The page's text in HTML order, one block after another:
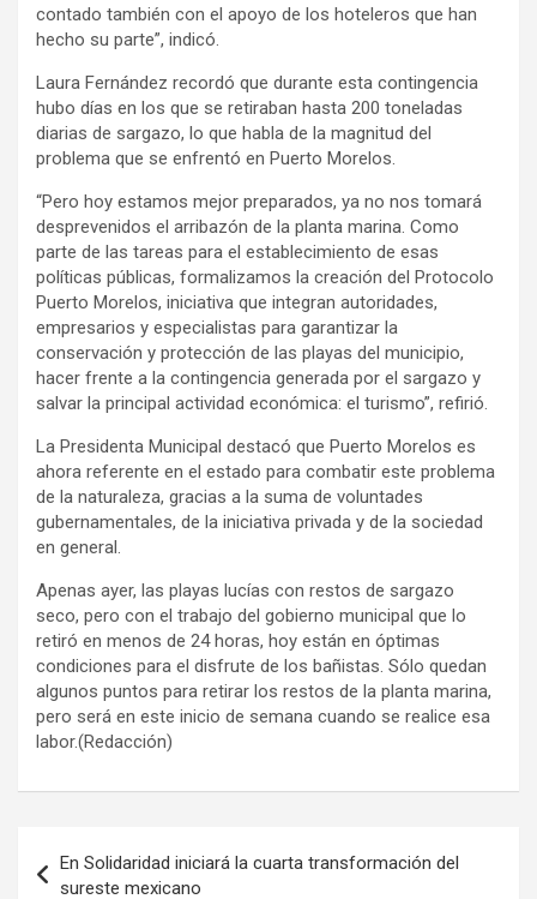
contado también con el apoyo de los hoteleros que han
hecho su parte”, indicó.
Laura Fernández recordó que durante esta contingencia
hubo días en los que se retiraban hasta 200 toneladas
diarias de sargazo, lo que habla de la magnitud del
problema que se enfrentó en Puerto Morelos.
“Pero hoy estamos mejor preparados, ya no nos tomará
desprevenidos el arribazón de la planta marina. Como
parte de las tareas para el establecimiento de esas
políticas públicas, formalizamos la creación del Protocolo
Puerto Morelos, iniciativa que integran autoridades,
empresarios y especialistas para garantizar la
conservación y protección de las playas del municipio,
hacer frente a la contingencia generada por el sargazo y
salvar la principal actividad económica: el turismo”, refirió.
La Presidenta Municipal destacó que Puerto Morelos es
ahora referente en el estado para combatir este problema
de la naturaleza, gracias a la suma de voluntades
gubernamentales, de la iniciativa privada y de la sociedad
en general.
Apenas ayer, las playas lucías con restos de sargazo
seco, pero con el trabajo del gobierno municipal que lo
retiró en menos de 24 horas, hoy están en óptimas
condiciones para el disfrute de los bañistas. Sólo quedan
algunos puntos para retirar los restos de la planta marina,
pero será en este inicio de semana cuando se realice esa
labor.(Redacción)
de
En Solidaridad iniciará la cuarta transformación del
sureste mexicano